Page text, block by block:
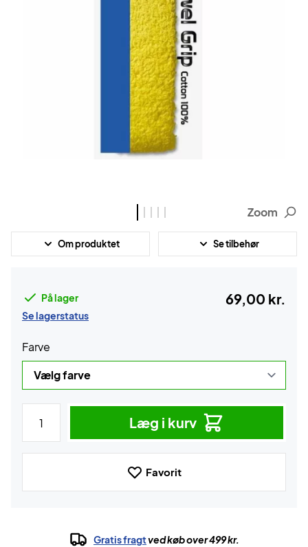
Zoom
Om produktet Se tilbehør
På lager
Se lagerstatus
69,00 kr.
Farve
Læg i kurv
Favorit
Gratis fragtved køb over 499 kr.